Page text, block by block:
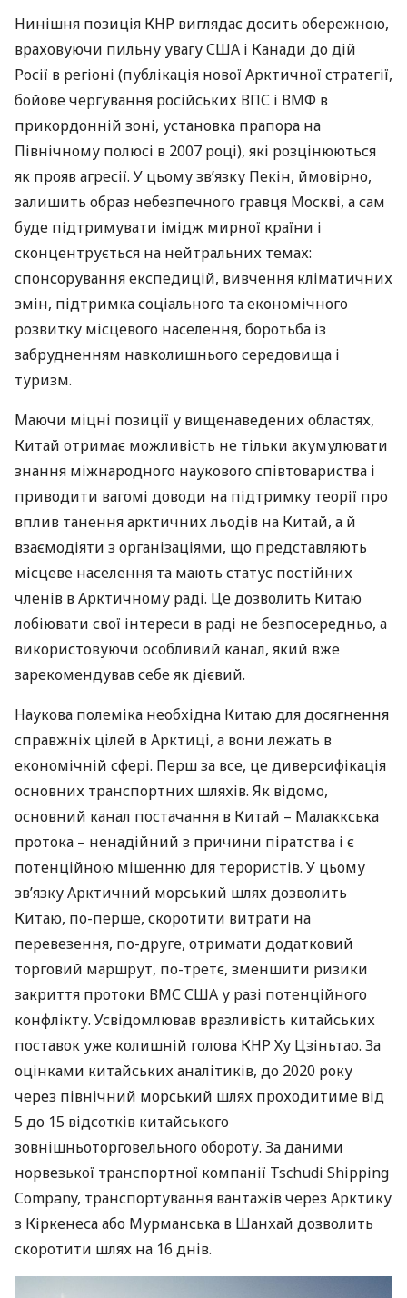
Нинішня позиція КНР виглядає досить обережною,
враховуючи пильну увагуСША і Канади до дій
Росії в регіоні (публікація нової Арктичної стратегії,
бойове чергування російських ВПС і ВМФ в
прикордонній зоні, установка прапора на
Північному полюсі в 2007 році), які розцінюються
як прояв агресії. У цьому зв’язку Пекін, ймовірно,
залишить образ небезпечного гравця Москві, а сам
буде підтримувати імідж мирної країни і
сконцентрується на нейтральних темах:
спонсорування експедицій, вивчення кліматичних
змін, підтримка соціального та економічного
розвитку місцевого населення, боротьба із
забрудненням навколишнього середовища і
туризм.
Маючи міцні позиції у вищенаведених областях,
Китай отримає можливість не тільки акумулювати
знання міжнародного наукового співтовариства і
приводити вагомі доводи на підтримку теорії про
вплив танення арктичних льодів на Китай, а й
взаємодіяти з організаціями, що представляють
місцеве населення та мають статус постійних
членів в Арктичному раді. Це дозволить Китаю
лобіювати свої інтереси в раді не безпосередньо, а
використовуючи особливий канал, який вже
зарекомендував себе як дієвий.
Наукова полеміка необхідна Китаю для досягнення
справжніх цілей в Арктиці, а вони лежать в
економічній сфері. Перш за все, це диверсифікація
основних транспортних шляхів. Як відомо,
основний канал постачання в Китай – Малаккська
протока – ненадійний з причини піратства і є
потенційною мішенню для терористів. У цьому
зв’язку Арктичний морський шлях дозволить
Китаю, по-перше, скоротити витрати на
перевезення, по-друге, отримати додатковий
торговий маршрут, по-третє, зменшити ризики
закриття протоки ВМССША у разі потенційного
конфлікту. Усвідомлював вразливість китайських
поставок уже колишній голова КНРХу Цзіньтао. За
оцінками китайських аналітиків, до 2020 року
через північний морський шлях проходитиме від
5 до 15 відсотків китайського
зовнішньоторговельного обороту. За даними
норвезької транспортної компанії Tschudi Shipping
Company, транспортування вантажів через Арктику
з Кіркенеса або Мурманська в Шанхай дозволить
скоротити шлях на 16 днів.